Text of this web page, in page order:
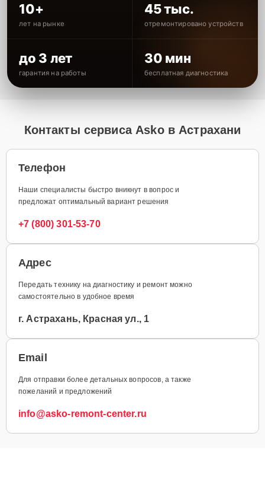
10+
лет на рынке
45 тыс.
отремонтировано устройств
до 3 лет
гарантия на работы
30 мин
бесплатная диагностика
Контакты сервиса Asko в Астрахани
Телефон
Наши специалисты быстро вникнут в вопрос и
предложат оптимальный вариант решения
+7 (800) 301-53-70
Адрес
Передать технику на диагностику и ремонт можно
самостоятельно в удобное время
г. Астрахань, Красная ул., 1
Email
Для отправки более детальных вопросов, а также
пожеланий и предложений
info@asko-remont-center.ru